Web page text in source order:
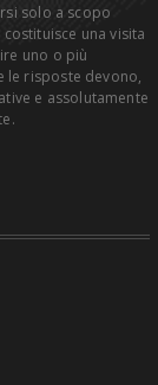
solo a scopo
una visita
uno o più
le risposte devono,
e assolutamente